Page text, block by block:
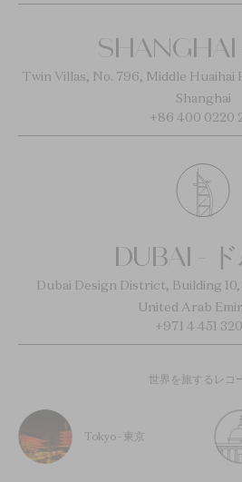
SHANGHAI
Twin Villas, No. 796, Middle
Shanghai
+86 400 0220
DUBAI -
Dubai Design District, Building
United Arab
+971 4 451
世界を旅するレコ
Tokyo - 東京